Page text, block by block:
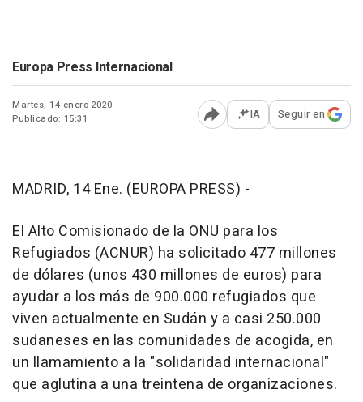
Europa Press Internacional
Martes, 14 enero 2020
Publicado: 15:31
Abrir opciones para
IA Seguir en
MADRID, 14 Ene. (EUROPA PRESS) -
El Alto Comisionado de la ONU para los
Refugiados (ACNUR) ha solicitado 477 millones
de dólares (unos 430 millones de euros) para
ayudar a los más de 900.000 refugiados que
viven actualmente en Sudán y a casi 250.000
sudaneses en las comunidades de acogida, en
un llamamiento a la "solidaridad internacional"
que aglutina a una treintena de organizaciones.